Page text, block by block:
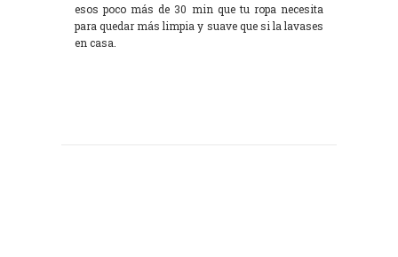
esos poco más de 30 min que tu ropa necesita
para quedar más limpia y suave que si la lavases
en casa.